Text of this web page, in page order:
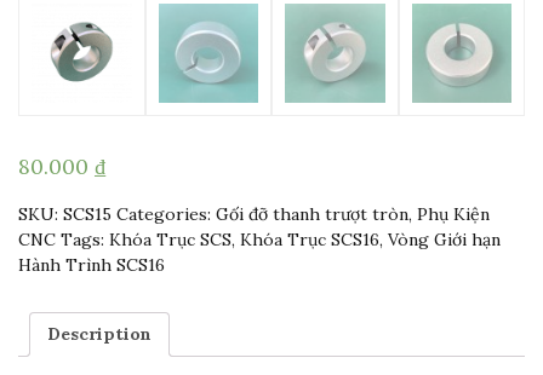
80.000 ₫
SKU: SCS15 Categories: Gối đỡ thanh trượt tròn, Phụ Kiện
CNC Tags: Khóa Trục SCS, Khóa Trục SCS16, Vòng Giới hạn
Hành Trình SCS16
Description